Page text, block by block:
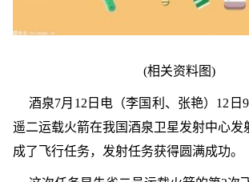
(相关资料图)
酒泉7月12日电（李国利、张艳）12日
遥二运载火箭在我国酒泉卫星发射中心发
成了飞行任务，发射任务获得圆满成功。